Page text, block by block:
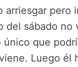
arriesgar pero
del sábado no
único que
Luego él